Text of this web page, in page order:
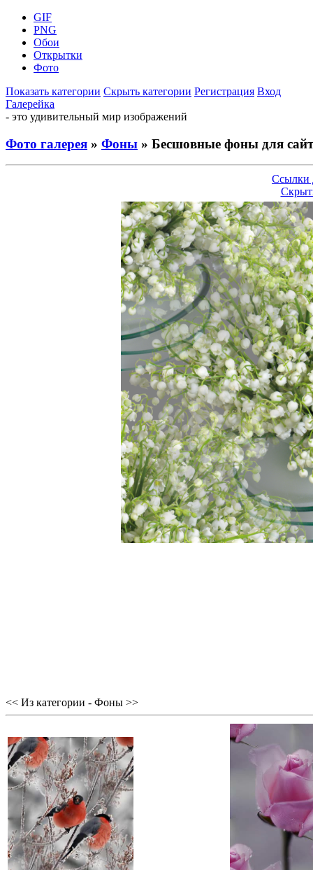
GIF
PNG
Обои
Открытки
Фото
Показать категории Скрыть категории Регистрация Вход
Галерейка
- это удивительный мир изображений
Фото галерея » Фоны » Бесшовные фоны для
Ссылки
<< Из категории - Фоны >>